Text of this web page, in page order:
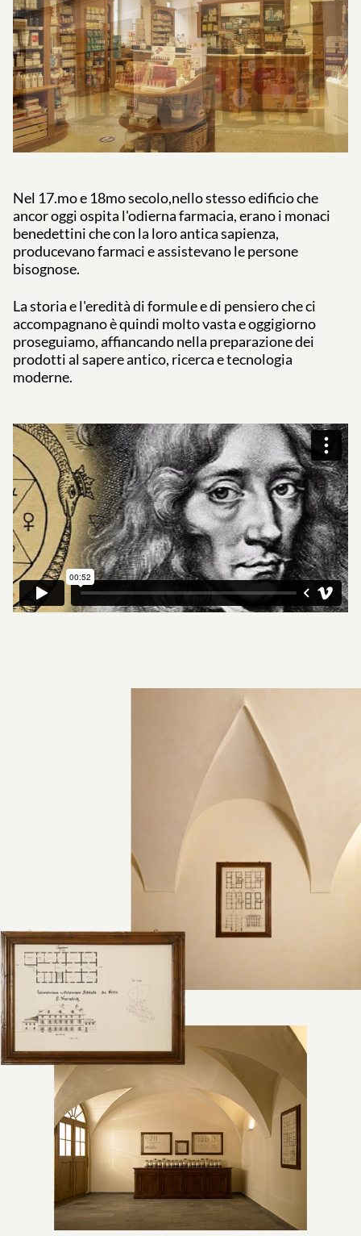
Nel 17.mo e 18mo secolo,nello stesso edificio che
ancor oggi ospita l'odierna farmacia, erano i monaci
benedettini che con la loro antica sapienza,
producevano farmaci e assistevano le persone
bisognose.
La storia e l'eredità di formule e di pensiero che ci
accompagnano è quindi molto vasta e oggigiorno
proseguiamo, affiancando nella preparazione dei
prodotti al sapere antico, ricerca e tecnologia
moderne.